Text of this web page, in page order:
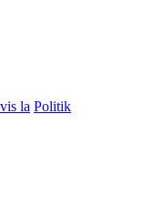
la Politik